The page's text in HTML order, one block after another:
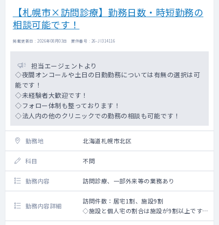
【札幌市×訪問診療】勤務日数・時短勤務の
相談可能です！
掲載更新日 : 2026年08月03日 案件番号 : 26-JI314116
担当エージェントより
◇夜間オンコールや土日の日勤勤務については有無の選択は可
能です！
◇未経験者大歓迎です！
◇フォロー体制も整っております！
◇法人内の他のクリニックでの勤務の相談も可能です！
勤務地 北海道札幌市北区
科目 不問
勤務内容 訪問診療、一部外来等の業務あり
勤務内容詳細
訪問件数：居宅1割、施設9割
◇施設と個人宅の割合は施設が9割以上です。
※今後、個人宅の対応増加の可能性あり